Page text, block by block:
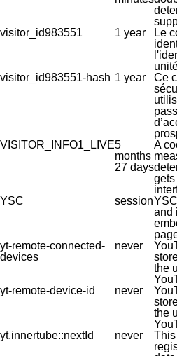
visitor_id983551
1 year
Le
visitor_id983551-hash 1 year
Ce
VISITOR_INFO1_LIVE5
months
27 days
A
YSC
session
and
yt-remote-connected-
devices
never
the
yt-remote-device-id
never
the
yt.innertube::nextId
never
This